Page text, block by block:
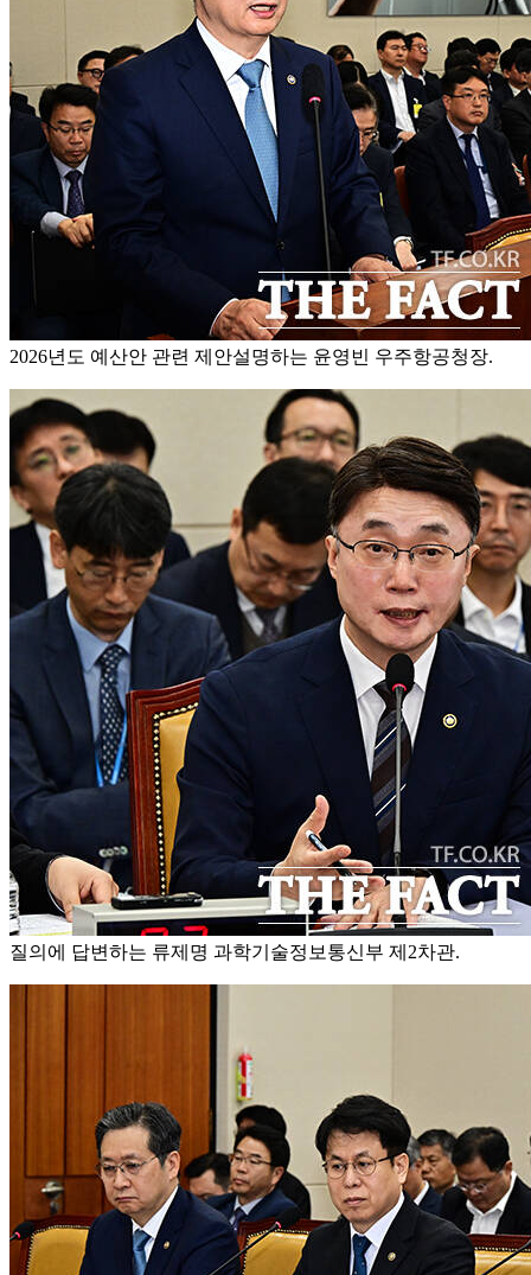
2026년도 예산안 관련 제안설명하는 윤영빈 우주항공청장.
질의에 답변하는 류제명 과학기술정보통신부 제2차관.